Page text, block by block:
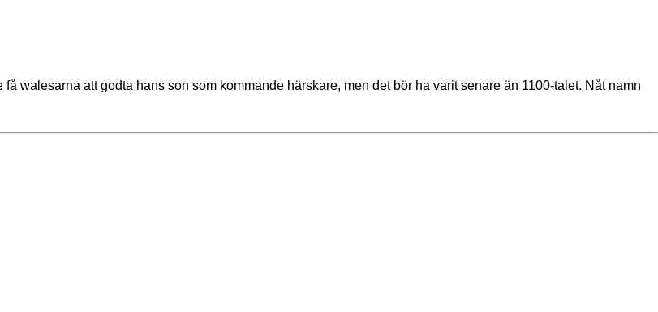
walesarna att godta hans son som kommande härskare, men det bör ha varit senare än 1100-talet. Nåt namn